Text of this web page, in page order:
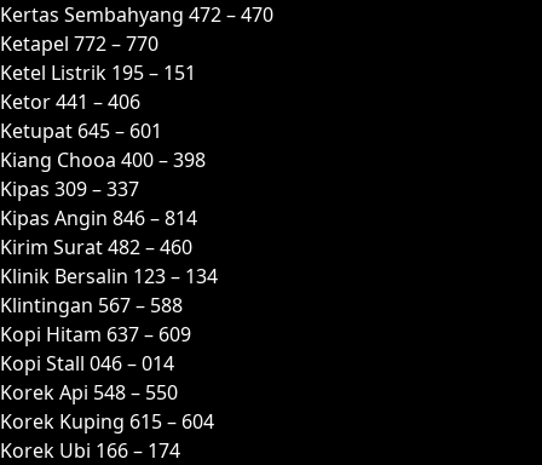
Kertas Sembahyang 472 – 470
Ketapel 772 – 770
Ketel Listrik 195 – 151
Ketor 441 – 406
Ketupat 645 – 601
Kiang Chooa 400 – 398
Kipas 309 – 337
Kipas Angin 846 – 814
Kirim Surat 482 – 460
Klinik Bersalin 123 – 134
Klintingan 567 – 588
Kopi Hitam 637 – 609
Kopi Stall 046 – 014
Korek Api 548 – 550
Korek Kuping 615 – 604
Korek Ubi 166 – 174